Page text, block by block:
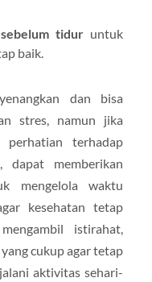
tidur untuk
baik.
dan bisa
stres, namun jika
terhadap
dapat memberikan
mengelola waktu
kesehatan tetap
istirahat,
cukup agar tetap
aktivitas sehari-